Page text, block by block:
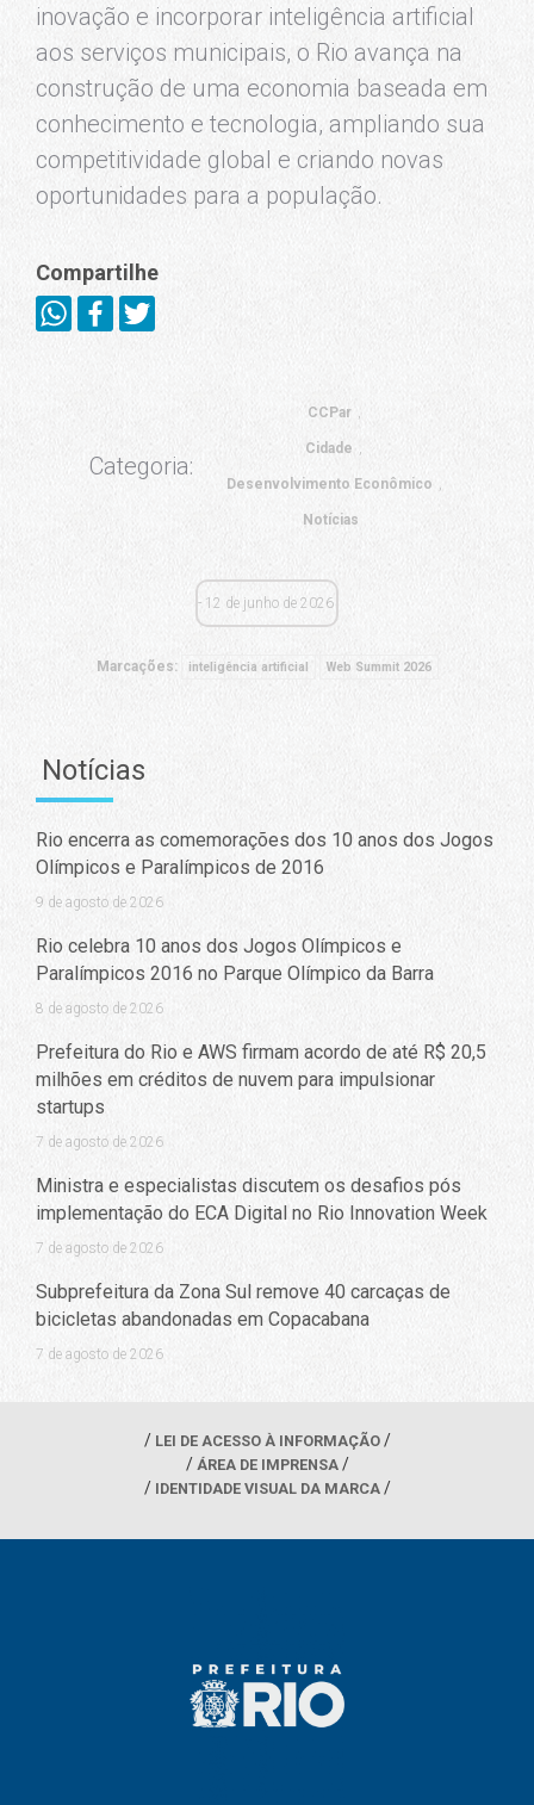
inovação e incorporar inteligência artificial
aos serviços municipais, o Rio avança na
construção de uma economia baseada em
conhecimento e tecnologia, ampliando sua
competitividade global e criando novas
oportunidades para a população.
Compartilhe
Categoria:
CCPar
Cidade
Desenvolvimento Econômico
Notícias
12 de junho de 2026
Marcações: inteligência artificial Web Summit 2026
Notícias
Rio encerra as comemorações dos 10 anos dos Jogos
Olímpicos e Paralímpicos de 2016
9 de agosto de 2026
Rio celebra 10 anos dos Jogos Olímpicos e
Paralímpicos 2016 no Parque Olímpico da Barra
8 de agosto de 2026
Prefeitura do Rio e AWS firmam acordo de até R$ 20,5
milhões em créditos de nuvem para impulsionar
startups
7 de agosto de 2026
Ministra e especialistas discutem os desafios pós
implementação do ECA Digital no Rio Innovation Week
7 de agosto de 2026
Subprefeitura da Zona Sul remove 40 carcaças de
bicicletas abandonadas em Copacabana
7 de agosto de 2026
LEI DE ACESSO À INFORMAÇÃO
ÁREA DE IMPRENSA
IDENTIDADE VISUAL DA MARCA